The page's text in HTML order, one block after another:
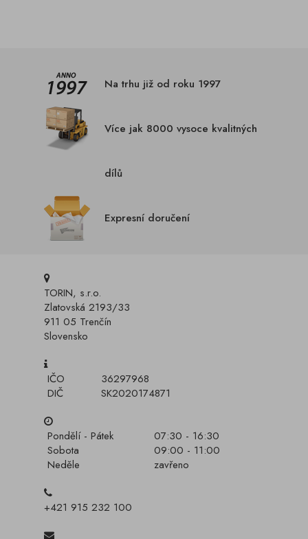
Na trhu již od roku 1997
Více jak 8000 vysoce kvalitných
dílů
Expresní doručení
TORIN, s.r.o.
Zlatovská 2193/33
911 05 Trenčín
Slovensko
IČO
36297968
DIČ
SK2020174871
Pondělí - Pátek
07:30 - 16:30
Sobota
09:00 - 11:00
Neděle
zavřeno
+421 915 232 100